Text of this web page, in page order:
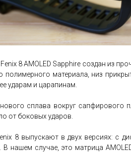
8 AMOLED Sapphire создан из
полимерного материала, низ
ударам и царапинам.
сплава вокруг сапфирового
от боковых ударов.
8 выпускают в двух версиях: с
В нашем случае, это матрица